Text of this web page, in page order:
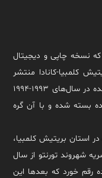
نسخه چاپی و دیجیتال
کلمبیا-کانادا منتشر
می‌شود. این هفته نامه از دل دوهفته‌نامه آینده در سال‌های ۱۹۹۳-۱۹۹۴
بسته شده و با آن گره
استان بریتیش کلمبیا،
شهروند تورنتو از سال
رقم خورد که بعدها این